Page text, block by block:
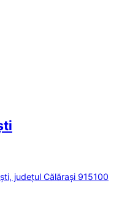
județul Călărași 915100